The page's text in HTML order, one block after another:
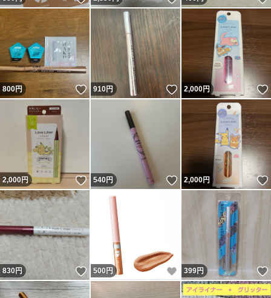
800円 いいね！
910円 いいね！
2,000円
2,000円 いいね！
540円 いいね！
2,000円
830円 いいね！
500 円 いいね！
399円